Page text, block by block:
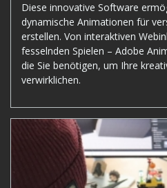
Diese innovative Software
dynamische Animationen für
erstellen. Von interaktiven
fesselnden Spielen – Adobe
die Sie benötigen, um Ihre
verwirklichen.